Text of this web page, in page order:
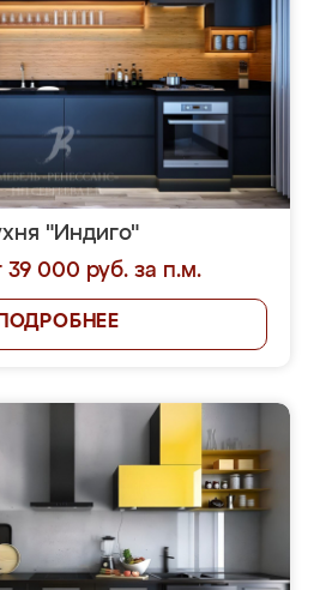
"Индиго"
39 000 руб. за п.м.
ПОДРОБНЕЕ